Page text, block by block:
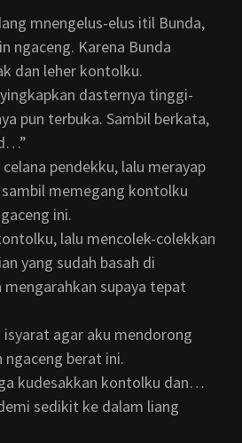
ngaceng. Karena Bunda
dan leher kontolku.
pun terbuka. Sambil berkata,
memegang kontolku
ini.
yang sudah basah di
supaya tepat
berat ini.
sedikit ke dalam liang